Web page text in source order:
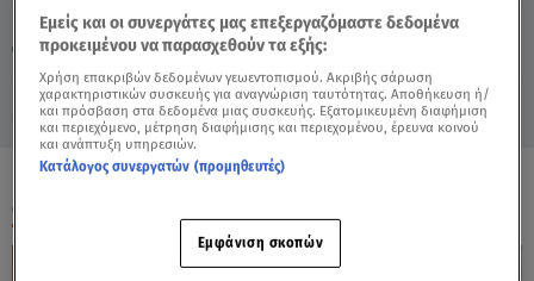
Παρασκευή 7 Αυγούστου 2026
04.10.21, 11:31 ΖΩΔΙΑ
ΟΛΑ ΤΑ ΒΙΝΤΕΟ
Εμείς και οι συνεργάτες μας επεξεργαζόμαστε δεδομένα
προκειμένου να παρασχεθούν τα εξής:
Χρήση επακριβών δεδομένων γεωεντοπισμού. Ακριβής σάρωση
χαρακτηριστικών συσκευής για αναγνώριση ταυτότητας. Αποθήκευση ή/
και πρόσβαση στα δεδομένα μιας συσκευής. Εξατομικευμένη διαφήμιση
και περιεχόμενο, μέτρηση διαφήμισης και περιεχομένου, έρευνα κοινού
και ανάπτυξη υπηρεσιών.
Κατάλογος συνεργατών (προμηθευτές)
Εμφάνιση σκοπών